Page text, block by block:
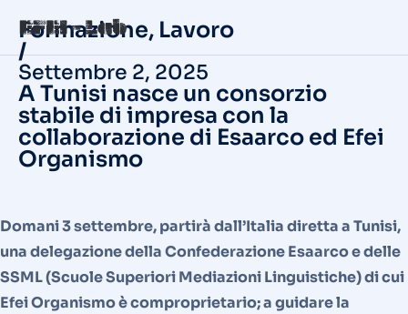
Formazione, Lavoro
/
Settembre 2, 2025
A Tunisi nasce un consorzio
stabile di impresa con la
collaborazione di Esaarco ed Efei
Organismo
Domani 3 settembre, partirà dall’Italia diretta a Tunisi,
una delegazione della Confederazione Esaarco e delle
SSML (Scuole Superiori Mediazioni Linguistiche) di cui
Efei Organismo è comproprietario; a guidare la